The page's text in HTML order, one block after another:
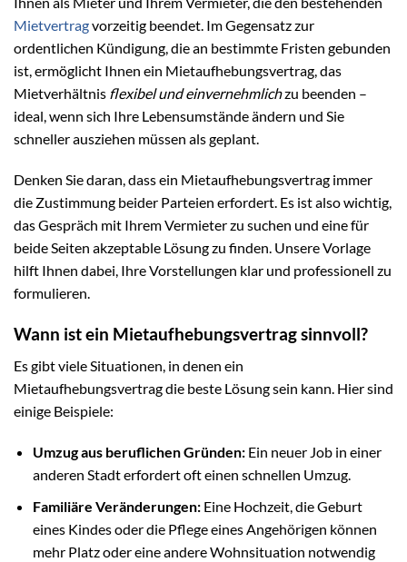
Mietvertragvorzeitig beendet. Im Gegensatz zur
ordentlichen Kündigung, die an bestimmte Fristen gebunden
ist, ermöglicht Ihnen ein Mietaufhebungsvertrag, das
Mietverhältnis flexibel und einvernehmlichzu beenden –
ideal, wenn sich Ihre Lebensumstände ändern und Sie
schneller ausziehen müssen als geplant.
Denken Sie daran, dass ein Mietaufhebungsvertrag immer
die Zustimmung beider Parteien erfordert. Es ist also wichtig,
das Gespräch mit Ihrem Vermieter zu suchen und eine für
beide Seiten akzeptable Lösung zu finden. Unsere Vorlage
hilft Ihnen dabei, Ihre Vorstellungen klar und professionell zu
formulieren.
Wann ist ein Mietaufhebungsvertrag sinnvoll?
Es gibt viele Situationen, in denen ein
Mietaufhebungsvertrag die beste Lösung sein kann. Hier sind
einige Beispiele:
Umzug aus beruflichen Gründen:Ein neuer Job in einer
anderen Stadt erfordert oft einen schnellen Umzug.
Familiäre Veränderungen:Eine Hochzeit, die Geburt
eines Kindes oder die Pflege eines Angehörigen können
mehr Platz oder eine andere Wohnsituation notwendig